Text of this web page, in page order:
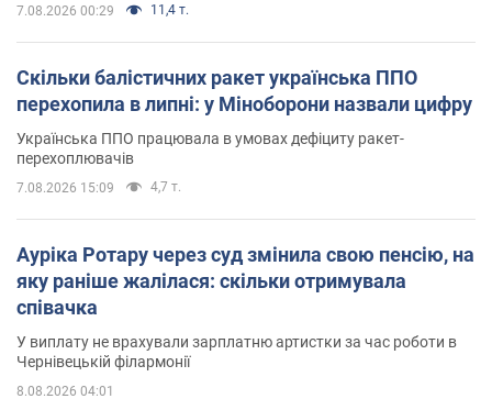
7.08.2026 00:29 11,4 т.
Скільки балістичних ракет українська ППО
перехопила в липні: у Міноборони назвали цифру
Українська ППО працювала в умовах дефіциту ракет-
перехоплювачів
7.08.2026 15:09 4,7 т.
Ауріка Ротару через суд змінила свою пенсію, на
яку раніше жалілася: скільки отримувала
співачка
У виплату не врахували зарплатню артистки за час роботи в
Чернівецькій філармонії
8.08.2026 04:01